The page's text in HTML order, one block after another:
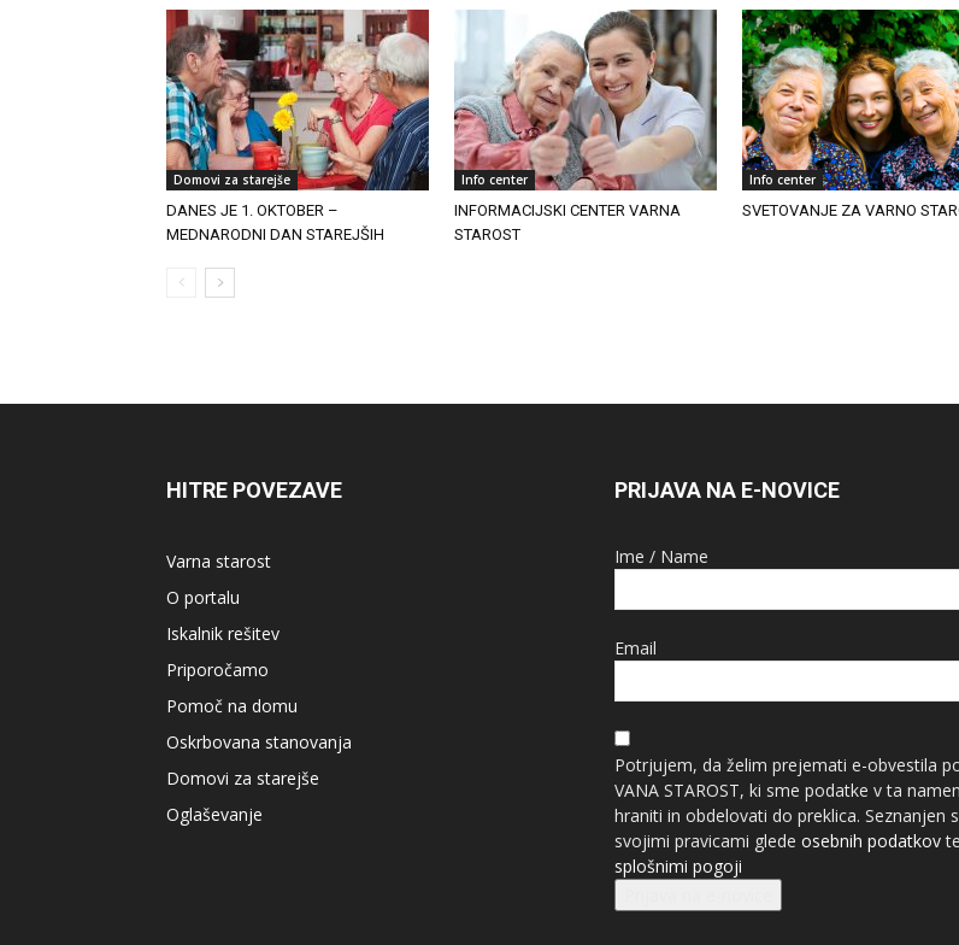
Domovi za starejše
DANES JE 1. OKTOBER –
MEDNARODNI DAN STAREJŠIH
Info center
INFORMACIJSKI CENTER VARNA
STAROST
Info center
SVETOVANJE ZA VARNO
HITRE POVEZAVE
Varna starost
O portalu
Iskalnik rešitev
Priporočamo
Pomoč na domu
Oskrbovana stanovanja
Domovi za starejše
Oglaševanje
PRIJAVA NA E-NOVICE
Ime / Name
Email
Potrjujem, da želim prejemati e-obvestila
VANA STAROST, ki sme podatke v ta namen
hraniti in obdelovati do preklica. Seznanjen
svojimi pravicami glede osebnih podatkov
splošnimi pogoji